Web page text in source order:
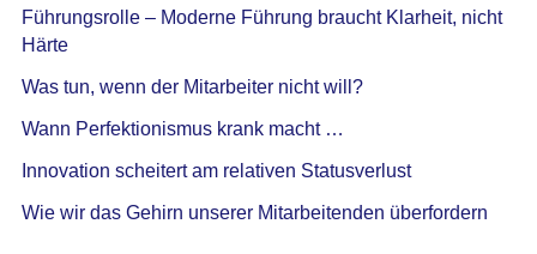
Führungsrolle – Moderne Führung braucht Klarheit, nicht
Härte
Was tun, wenn der Mitarbeiter nicht will?
Wann Perfektionismus krank macht …
Innovation scheitert am relativen Statusverlust
Wie wir das Gehirn unserer Mitarbeitenden überfordern